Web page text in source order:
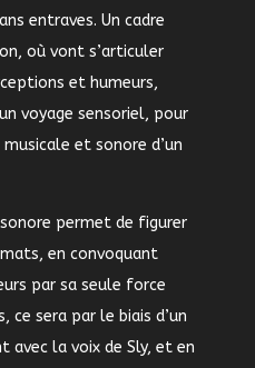
entraves. Un cadre
où vont s’articuler
et humeurs,
voyage sensoriel, pour
et sonore d’un
permet de figurer
en convoquant
par sa seule force
sera par le biais d’un
avec la voix de Sly, et en